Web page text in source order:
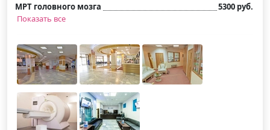
МРТ головного мозга
5300 руб.
Показать все